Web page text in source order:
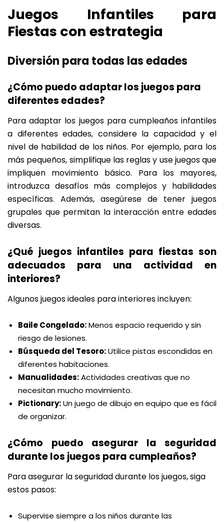
Juegos Infantiles para
Fiestas con estrategia
Diversión para todas las edades
¿Cómo puedo adaptar los juegos para
diferentes edades?
Para adaptar los juegos para cumpleaños infantiles
a diferentes edades, considere la capacidad y el
nivel de habilidad de los niños. Por ejemplo, para los
más pequeños, simplifique las reglas y use juegos que
impliquen movimiento básico. Para los mayores,
introduzca desafíos más complejos y habilidades
específicas. Además, asegúrese de tener juegos
grupales que permitan la interacción entre edades
diversas.
¿Qué juegos infantiles para fiestas son
adecuados para una actividad en
interiores?
Algunos juegos ideales para interiores incluyen:
Baile Congelado:Menos espacio requerido y sin
riesgo de lesiones.
Búsqueda del Tesoro:Utilice pistas escondidas en
diferentes habitaciones.
Manualidades:Actividades creativas que no
necesitan mucho movimiento.
Pictionary:Un juego de dibujo en equipo que es fácil
de organizar.
¿Cómo puedo asegurar la seguridad
durante los juegos para cumpleaños?
Para asegurar la seguridad durante los juegos, siga
estos pasos:
Supervise siempre a los niños durante las